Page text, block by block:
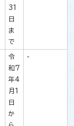
31
日
ま
で
令
和7
年4
月1
日
か
-